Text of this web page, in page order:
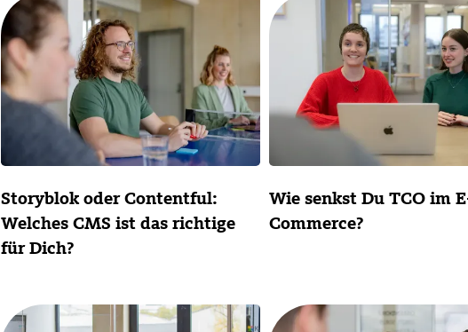
Storyblok oder Contentful:
Welches CMS ist das richtige
für Dich?
Wie senkst Du TCO im
Commerce?